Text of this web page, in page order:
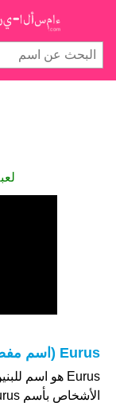
Eurus (اسم مفضل)